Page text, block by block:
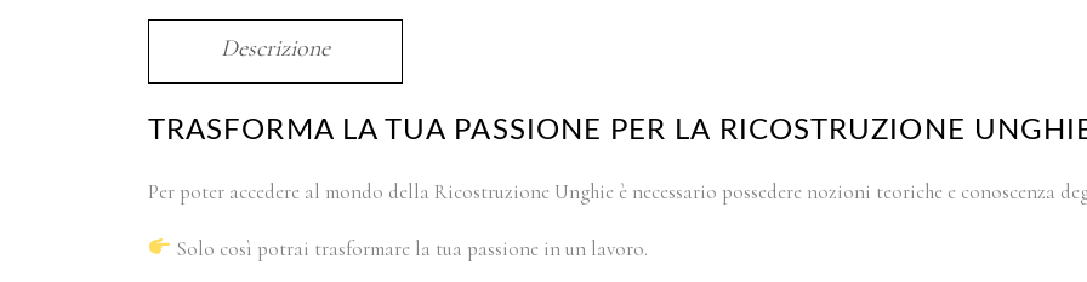
Descrizione
TRASFORMA LA TUA PASSIONE PER LA RICOSTRUZIONE
Per poter accedere al mondo della Ricostruzione Unghie è necessario possedere nozioni teoriche e conoscenza
Solo così potrai trasformare la tua passione in un lavoro.